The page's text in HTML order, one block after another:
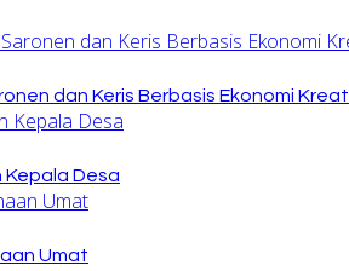
dan Keris Berbasis Ekonomi
Kepala Desa
Umat